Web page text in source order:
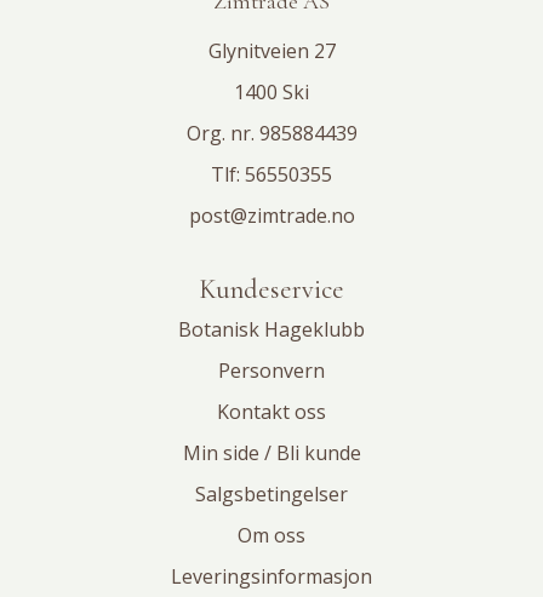
Glynitveien 27
1400 Ski
Org. nr. 985884439
Tlf: 56550355
post@zimtrade.no
Kundeservice
Botanisk Hageklubb
Personvern
Kontakt oss
Min side / Bli kunde
Salgsbetingelser
Om oss
Leveringsinformasjon